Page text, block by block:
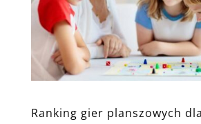
Ranking gier planszowych